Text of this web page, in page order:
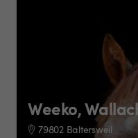
Weeko,
79802 Baltersweil